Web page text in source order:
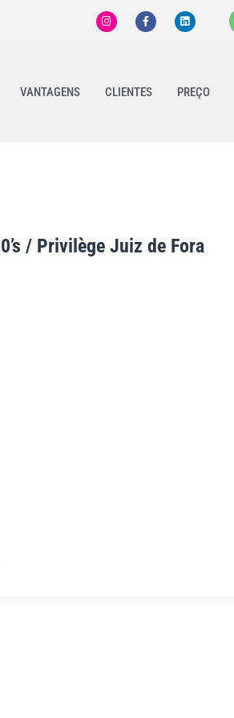
VANTAGENS CLIENTES PREÇO
/ Privilège Juiz de Fora